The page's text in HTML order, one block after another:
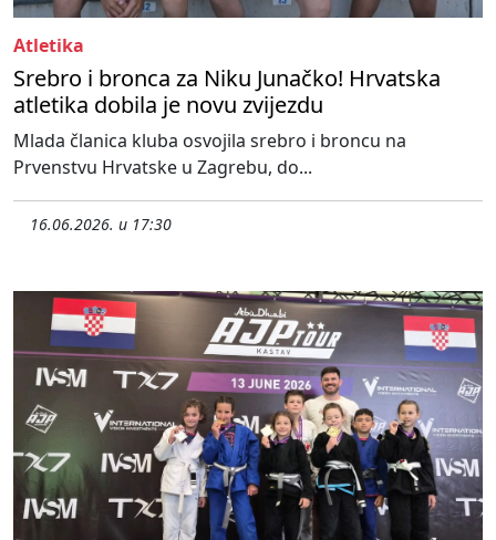
Atletika
Srebro i bronca za Niku Junačko! Hrvatska
atletika dobila je novu zvijezdu
Mlada članica kluba osvojila srebro i broncu na
Prvenstvu Hrvatske u Zagrebu, do...
16.06.2026. u 17:30